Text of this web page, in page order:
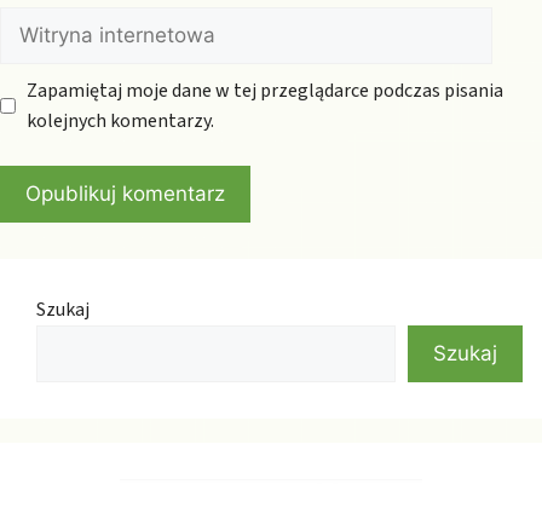
Witryna
internetowa
Zapamiętaj moje dane w tej przeglądarce podczas pisania
kolejnych komentarzy.
Szukaj
Szukaj